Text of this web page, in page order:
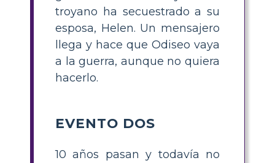
troyano ha secuestrado a su
esposa, Helen. Un mensajero
llega y hace que Odiseo vaya
a la guerra, aunque no quiera
hacerlo.
EVENTO DOS
10 años pasan y todavía no